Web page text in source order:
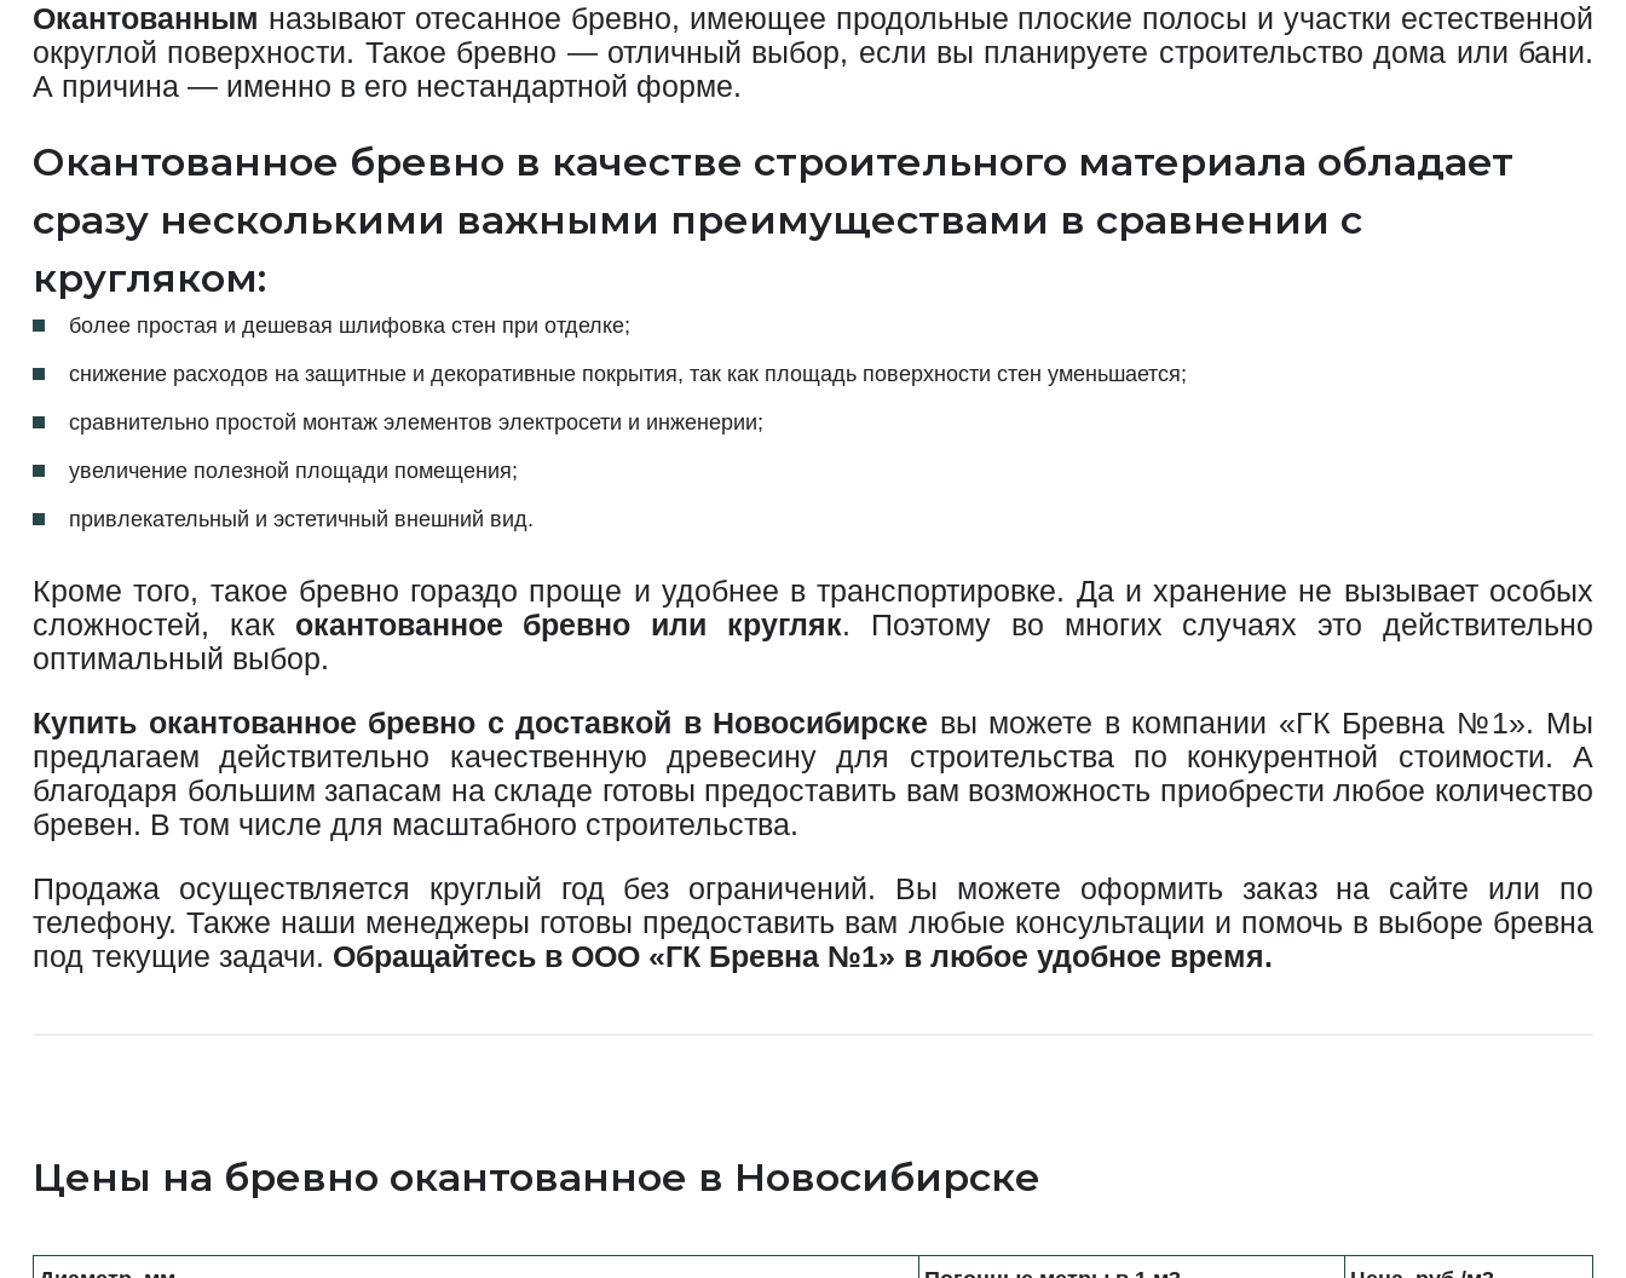
Окантованным называют отесанное бревно, имеющее продольные плоские полосы и участки естественной
округлой поверхности. Такое бревно — отличный выбор, если вы планируете строительство дома или бани.
А причина — именно в его нестандартной форме.
Окантованное бревно в качестве строительного материала обладает
сразу несколькими важными преимуществами в сравнении с
кругляком:
более простая и дешевая шлифовка стен при отделке;
снижение расходов на защитные и декоративные покрытия, так как площадь поверхности стен уменьшается;
сравнительно простой монтаж элементов электросети и инженерии;
увеличение полезной площади помещения;
привлекательный и эстетичный внешний вид.
Кроме того, такое бревно гораздо проще и удобнее в транспортировке. Да и хранение не вызывает особых
сложностей, как окантованное бревно или кругляк. Поэтому во многих случаях это действительно
оптимальный выбор.
Купить окантованное бревно с доставкой в Новосибирске вы можете в компании «ГК Бревна №1». Мы
предлагаем действительно качественную древесину для строительства по конкурентной стоимости. А
благодаря большим запасам на складе готовы предоставить вам возможность приобрести любое количество
бревен. В том числе для масштабного строительства.
Продажа осуществляется круглый год без ограничений. Вы можете оформить заказ на сайте или по
телефону. Также наши менеджеры готовы предоставить вам любые консультации и помочь в выборе бревна
под текущие задачи. Обращайтесь в ООО «ГК Бревна №1» в любое удобное время.
Цены на бревно окантованное в Новосибирске